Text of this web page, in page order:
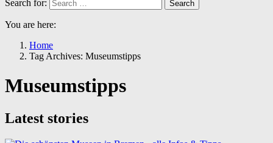
Search for:
Search
You are here:
Home
Tag Archives: Museumstipps
Museumstipps
Latest stories